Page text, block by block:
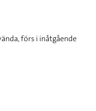
förs i inåtgående